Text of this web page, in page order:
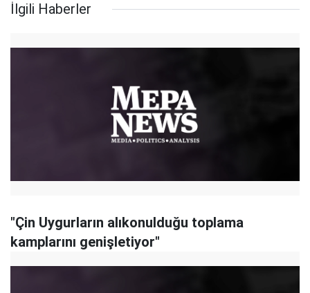
İlgili Haberler
"Çin Uygurların alıkonulduğu toplama
kamplarını genişletiyor"